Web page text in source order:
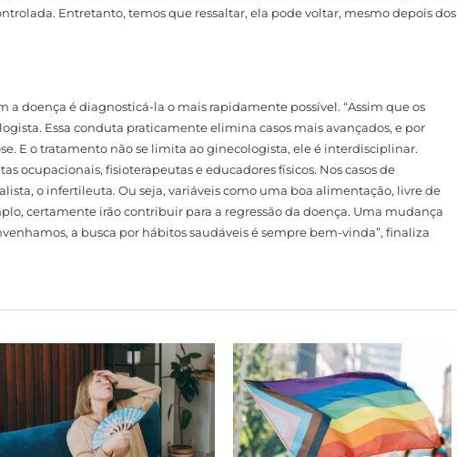
Entretanto, temos que ressaltar, ela pode voltar, mesmo depois dos
a doença é diagnosticá-la o mais rapidamente possível. “Assim que os
Essa conduta praticamente elimina casos mais avançados, e por
E o tratamento não se limita ao ginecologista, ele é interdisciplinar.
ocupacionais, fisioterapeutas e educadores físicos. Nos casos de
o infertileuta. Ou seja, variáveis como uma boa alimentação, livre de
certamente irão contribuir para a regressão da doença. Uma mudança
a busca por hábitos saudáveis é sempre bem-vinda”, finaliza